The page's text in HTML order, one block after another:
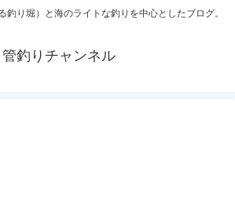
釣り堀）と海のライトな釣りを中心としたブログ。
管釣りチャンネル